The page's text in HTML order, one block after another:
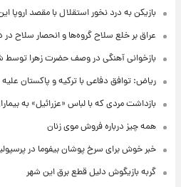
بازیکن به درد نخور استقلال با مقصد اروپا
عراق بر خلع سلاح گروه‌ها و انحصار سلاح
بازخوانی آهنگی در وصف حضرت زهرا توسط
ریاض: توافق دفاعی با ترکیه و پاکستان
بازداشت مردی که با لباس «عزرائیل» به
همه چیز درباره فروش موی زنان
خبر خوش برای سرخ پوشان بیفوما در
گربه بازیگوش دلیل قطع برق این شهر